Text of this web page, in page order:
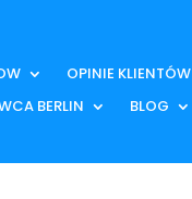
OPINIE KLIENTÓW
BERLIN BLOG